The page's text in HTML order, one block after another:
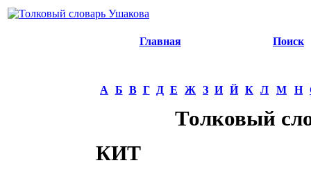
Главная Поиск
А Б В Г Д Е Ж З И Й К Л М Н
Толковый
КИТ